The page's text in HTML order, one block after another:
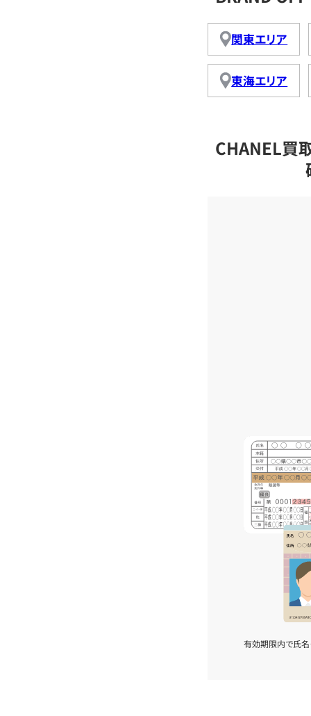
関東エリア
東海エリア
CHANEL買
有効期限内で氏名